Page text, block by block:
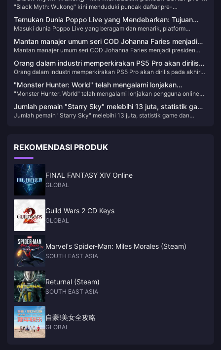
order/terlaris di toko PSN HK
"Black Myth: Wukong" kini menduduki puncak daftar pre-
Temukan Dunia Poppo Live yang Mendebarkan: Tujuan
Streaming Langsung Terbaik Anda 🎥✨
Masuki dunia Poppo Live yang beragam dan menarik, platform
Anda dengan panduan top-up Poppo Live Coins kami yang mudah
dan jangan pernah melewatkan kesenangannya!
Mantan manajer umum seri COD Johanna Faries menjadi
presiden baru Blizzard
Mantan manajer umum seri COD Johanna Faries menjadi presiden
Orang dalam industri memperkirakan PS5 Pro akan dirilis
pada akhir kuartal ketiga tahun ini
Orang dalam industri memperkirakan PS5 Pro akan dirilis pada akhir
"Monster Hunter: World" telah mengalami lonjakan
pengguna online Steam baru-baru ini, dengan puncaknya
kini melebihi 110.000
"Monster Hunter: World" telah mengalami lonjakan pengguna online
Jumlah pemain "Starry Sky" melebihi 13 juta, statistik game
dan rencana pembaruan 2024 diumumkan
Jumlah pemain "Starry Sky" melebihi 13 juta, statistik game dan
REKOMENDASI PRODUK
FINAL FANTASY XIV Online
GLOBAL
Guild Wars 2 CD Keys
GLOBAL
Marvel's Spider-Man: Miles Morales (Steam)
SOUTH EAST ASIA
Returnal (Steam)
SOUTH EAST ASIA
自豪!美女全攻略
GLOBAL